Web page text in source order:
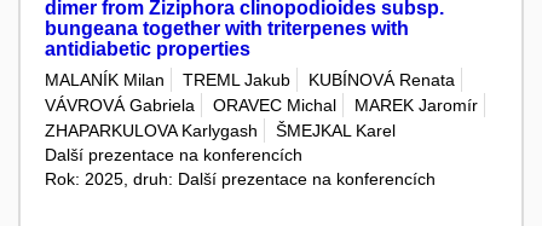
dimer from Ziziphora clinopodioides subsp.
bungeana together with triterpenes with
antidiabetic properties
MALANÍK Milan TREML Jakub
KUBÍNOVÁ Renata
VÁVROVÁ Gabriela
ORAVEC Michal
MAREK Jaromír
ZHAPARKULOVA Karlygash
ŠMEJKAL Karel
Další prezentace na konferencích
Rok: 2025, druh: Další prezentace na konferencích